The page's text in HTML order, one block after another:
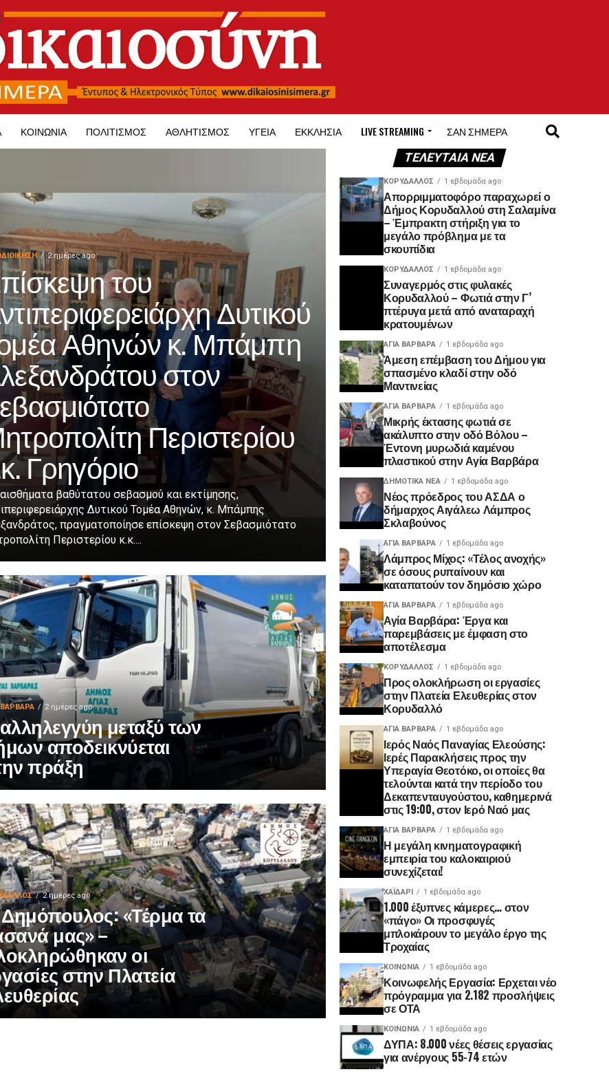
ΚΟΙΝΩΝΊΑ ΠΟΛΙΤΙΣΜΌΣ ΑΘΛΗΤΙΣΜΌΣ ΥΓΕΊΑ ΕΚΚΛΗΣΊΑ LIVE STREAMING ΣΑΝ ΣΉΜΕΡΑ
2 ημέρες ago
του
Δυτικού
Αθηνών κ. Μπάμπη
στον
Περιστερίου
Γρηγόριο
βαθύτατου σεβασμού και εκτίμησης,
Δυτικού Τομέα Αθηνών, κ. Μπάμπης
πραγματοποίησε επίσκεψη στον Σεβασμιότατο
Περιστερίου κ.κ....
ΒΑΡΒΑΡΑ 2 ημέρες ago
μεταξύ των
αποδεικνύεται
πράξη
2 ημέρες ago
«Τέρμα τα
μας» –
οι
στην Πλατεία
ΤΕΛΕΥΤΑΊΑ ΝΈΑ
ΚΟΡΥΔΑΛΛΟΣ 1 εβδομάδα ago
Απορριμματοφόρο παραχωρεί ο
Δήμος Κορυδαλλού στη Σαλαμίνα
– Έμπρακτη στήριξη για το
μεγάλο πρόβλημα με τα
σκουπίδια
ΚΟΡΥΔΑΛΛΟΣ 1 εβδομάδα ago
Συναγερμός στις φυλακές
Κορυδαλλού – Φωτιά στην Γ’
πτέρυγα μετά από αναταραχή
κρατουμένων
ΑΓΙΑ ΒΑΡΒΑΡΑ 1 εβδομάδα ago
Άμεση επέμβαση του Δήμου για
σπασμένο κλαδί στην οδό
Μαντινείας
ΑΓΙΑ ΒΑΡΒΑΡΑ 1 εβδομάδα ago
Μικρής έκτασης φωτιά σε
ακάλυπτο στην οδό Βόλου –
Έντονη μυρωδιά καμένου
πλαστικού στην Αγία Βαρβάρα
ΔΗΜΟΤΙΚΆ ΝΈΑ 1 εβδομάδα ago
Νέος πρόεδρος του ΑΣΔΑ ο
δήμαρχος Αιγάλεω Λάμπρος
Σκλαβούνος
ΑΓΙΑ ΒΑΡΒΑΡΑ 1 εβδομάδα ago
Λάμπρος Μίχος: «Τέλος ανοχής»
σε όσους ρυπαίνουν και
καταπατούν τον δημόσιο χώρο
ΑΓΙΑ ΒΑΡΒΑΡΑ 1 εβδομάδα ago
Αγία Βαρβάρα: Έργα και
παρεμβάσεις με έμφαση στο
αποτέλεσμα
ΚΟΡΥΔΑΛΛΟΣ 1 εβδομάδα ago
Προς ολοκλήρωση οι εργασίες
στην Πλατεία Ελευθερίας στον
Κορυδαλλό
ΑΓΙΑ ΒΑΡΒΑΡΑ 1 εβδομάδα ago
Ιερός Ναός Παναγίας Ελεούσης:
Ιερές Παρακλήσεις προς την
Υπεραγία Θεοτόκο, οι οποίες θα
τελούνται κατά την περίοδο του
Δεκαπενταυγούστου, καθημερινά
στις 19:00, στον Ιερό Ναό μας
ΑΓΙΑ ΒΑΡΒΑΡΑ 1 εβδομάδα ago
Η μεγάλη κινηματογραφική
εμπειρία του καλοκαιριού
συνεχίζεται!
ΧΑΪΔΑΡΙ 1 εβδομάδα ago
1.000 έξυπνες κάμερες… στον
«πάγο» Οι προσφυγές
μπλοκάρουν το μεγάλο έργο της
Τροχαίας
ΚΟΙΝΩΝΊΑ 1 εβδομάδα ago
Κοινωφελής Εργασία: Ερχεται νέο
πρόγραμμα για 2.182 προσλήψεις
σε ΟΤΑ
ΚΟΙΝΩΝΊΑ 1 εβδομάδα ago
ΔΥΠΑ: 8.000 νέες θέσεις εργασίας
για ανέργους 55-74 ετών